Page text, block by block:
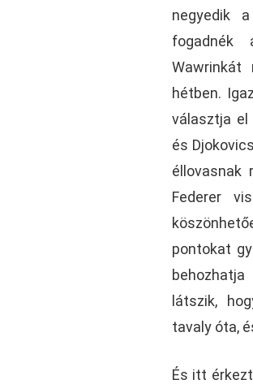
negyedik
fogadnék
Wawrinkát
hétben.
választja el
és
éllovasnak
Federer
pontokat
látszik,
tavaly óta,
És itt